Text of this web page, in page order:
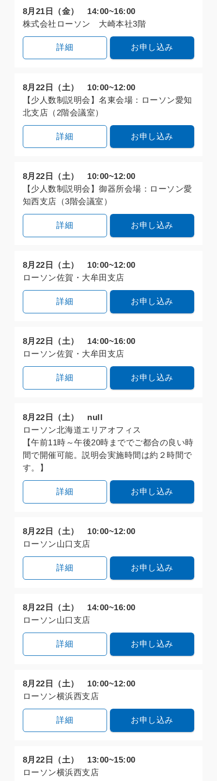
8月21日（金） 14:00~16:00
株式会社ローソン 大崎本社3階
詳細 お申し込み
8月22日（土） 10:00~12:00
【少人数制説明会】名東会場：ローソン愛知
北支店（2階会議室）
詳細 お申し込み
8月22日（土） 10:00~12:00
【少人数制説明会】御器所会場：ローソン愛
知西支店（3階会議室）
詳細 お申し込み
8月22日（土） 10:00~12:00
ローソン佐賀・大牟田支店
詳細 お申し込み
8月22日（土） 14:00~16:00
ローソン佐賀・大牟田支店
詳細 お申し込み
8月22日（土） null
ローソン北海道エリアオフィス
【午前11時～午後20時まででご都合の良い時
間で開催可能。説明会実施時間は約２時間で
す。】
詳細 お申し込み
8月22日（土） 10:00~12:00
ローソン山口支店
詳細 お申し込み
8月22日（土） 14:00~16:00
ローソン山口支店
詳細 お申し込み
8月22日（土） 10:00~12:00
ローソン横浜西支店
詳細 お申し込み
8月22日（土） 13:00~15:00
ローソン横浜西支店